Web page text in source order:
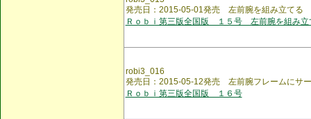
発売日：2015-05-01発売 左前腕を組み立てる
Ｒｏｂｉ第三版全国版 １５号 左前腕を組み立
robi3_016
発売日：2015-05-12発売 左前腕フレームにサ
Ｒｏｂｉ第三版全国版 １６号